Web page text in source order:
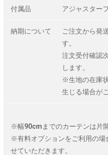
付属品 アジャスター
納期について
ご注文から発
す。
注文受付確認
します。
※生地の在庫
生じる場合が
※幅90cmまでのカーテンは片
※有料オプションをご利用の場
せていただきます。